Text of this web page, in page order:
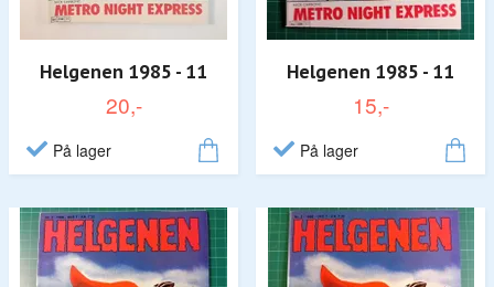
Helgenen 1985 - 11
20,-
På lager
Helgenen 1985 - 11
15,-
På lager